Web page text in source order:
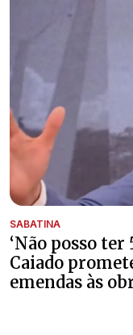
SABATINA
‘Não posso ter
Caiado
emendas às